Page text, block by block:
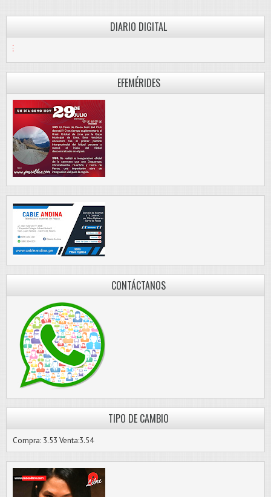
DIARIO DIGITAL
EFEMÉRIDES
CONTÁCTANOS
TIPO DE CAMBIO
Compra: 3.53 Venta:3.54